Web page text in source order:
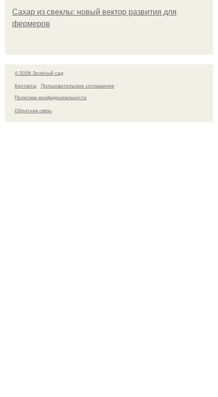
Сахар из свеклы: новый вектор развития для
фермеров
© 2026 Зелёный сад
Контакты
Пользовательское соглашение
Политика конфидециальности
Обратная связь